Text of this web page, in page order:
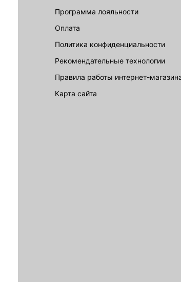
Программа лояльности
Оплата
Политика конфиденциальности
Рекомендательные технологии
Правила работы интернет-
карта сайта